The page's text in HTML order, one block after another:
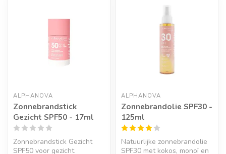
ALPHANOVA
Zonnebrandstick
Gezicht SPF50 - 17ml
Zonnebrandstick Gezicht
SPF50 voor gezicht.
ALPHANOVA
Zonnebrandolie SPF30 -
125ml
Natuurlijke zonnebrandolie
SPF30 met kokos, monoï en